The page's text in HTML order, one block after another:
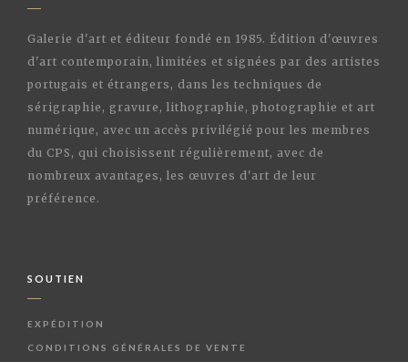
Galerie d'art et éditeur fondé en 1985. Édition d'œuvres
d'art contemporain, limitées et signées par des artistes
portugais et étrangers, dans les techniques de
sérigraphie, gravure, lithographie, photographie et art
numérique, avec un accès privilégié pour les membres
du CPS, qui choisissent régulièrement, avec de
nombreux avantages, les œuvres d'art de leur
préférence.
SOUTIEN
EXPÉDITION
CONDITIONS GÉNÉRALES DE VENTE